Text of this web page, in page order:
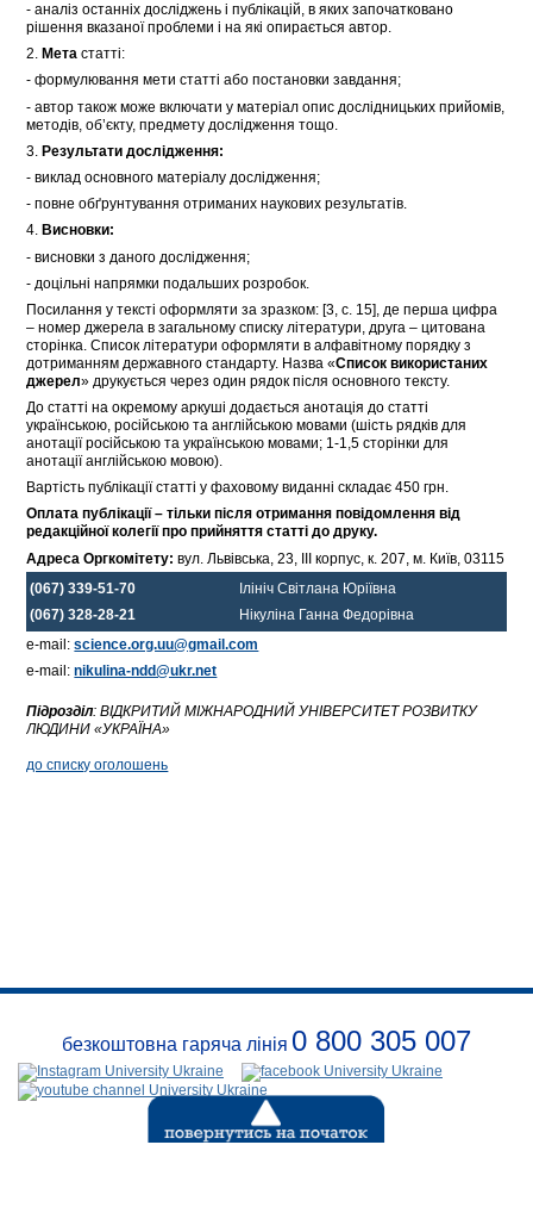
- аналіз останніх досліджень і публікацій, в яких започатковано
рішення вказаної проблеми і на які опирається автор.
2. Мета статті:
- формулювання мети статті або постановки завдання;
- автор також може включати у матеріал опис дослідницьких прийомів,
методів, об’єкту, предмету дослідження тощо.
3.Результати дослідження:
- виклад основного матеріалу дослідження;
- повне обґрунтування отриманих наукових результатів.
4. Висновки:
- висновки з даного дослідження;
- доцільні напрямки подальших розробок.
Посилання у тексті оформляти за зразком: [3, с. 15], де перша цифра
– номер джерела в загальному списку літератури, друга – цитована
сторінка. Список літератури оформляти в алфавітному порядку з
дотриманням державного стандарту. Назва «Список використаних
джерел» друкується через один рядок після основного тексту.
До статті на окремому аркуші додається анотація до статті
українською, російською та англійською мовами (шість рядків для
анотації російською та українською мовами; 1-1,5 сторінки для
анотації англійською мовою).
Вартість публікації статті у фаховому виданні складає 450 грн.
Оплата публікації – тільки після отримання повідомлення від
редакційної колегії про прийняття статті до друку.
Aдреса Оргкомітету:вул. Львівська, 23, IІІ корпус, к. 207, м. Київ, 03115
(067) 339-51-70
(067) 328-28-21
Ілініч Світлана Юріївна
Нікуліна Ганна Федорівна
e-mail:science.org.uu@gmail.com
e-mail:nikulina-ndd@ukr.net
Підрозділ:ВІДКРИТИЙ МІЖНАРОДНИЙ УНІВЕРСИТЕТ РОЗВИТКУ
ЛЮДИНИ «УКРАЇНА»
до списку оголошень
безкоштовна гаряча лінія 0 800 305 007
Про
заклад